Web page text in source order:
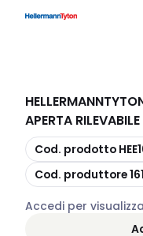
APERTA
copia
Cod. prodotto
copia
Cod. produttore
Accedi per